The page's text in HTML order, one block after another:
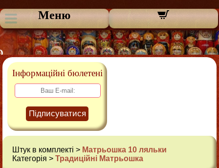
Меню
Інформаційні бюлетені
Підписуватися
Штук в комплекті > Матрьошка 10 ляльки
Категорія > Традиційні Матрьошка